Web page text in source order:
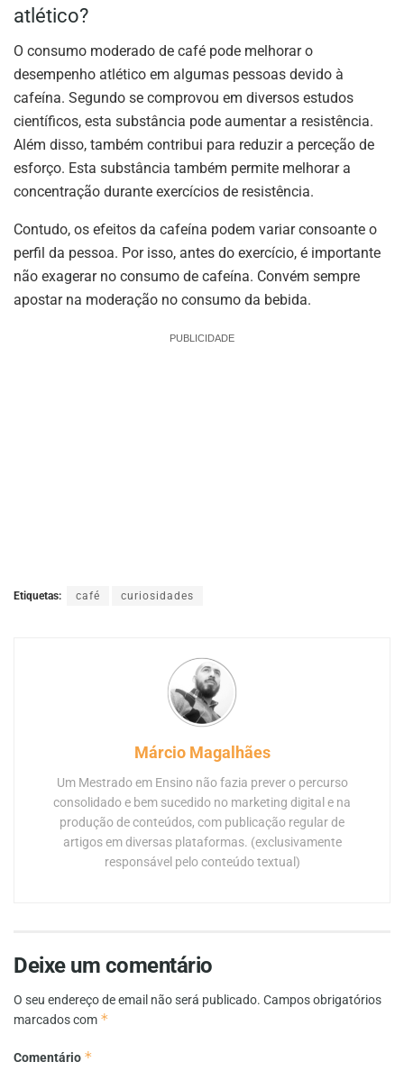
atlético?
O consumo moderado de café pode melhorar o
desempenho atlético em algumas pessoas devido à
cafeína. Segundo se comprovou em diversos estudos
científicos, esta substância pode aumentar a resistência.
Além disso, também contribui para reduzir a perceção de
esforço. Esta substância também permite melhorar a
concentração durante exercícios de resistência.
Contudo, os efeitos da cafeína podem variar consoante o
perfil da pessoa. Por isso, antes do exercício, é importante
não exagerar no consumo de cafeína. Convém sempre
apostar na moderação no consumo da bebida.
PUBLICIDADE
Etiquetas: café curiosidades
Márcio Magalhães
Um Mestrado em Ensino não fazia prever o percurso
consolidado e bem sucedido no marketing digital e na
produção de conteúdos, com publicação regular de
artigos em diversas plataformas. (exclusivamente
responsável pelo conteúdo textual)
Deixe um comentário
O seu endereço de email não será publicado. Campos obrigatórios
marcados com *
Comentário *